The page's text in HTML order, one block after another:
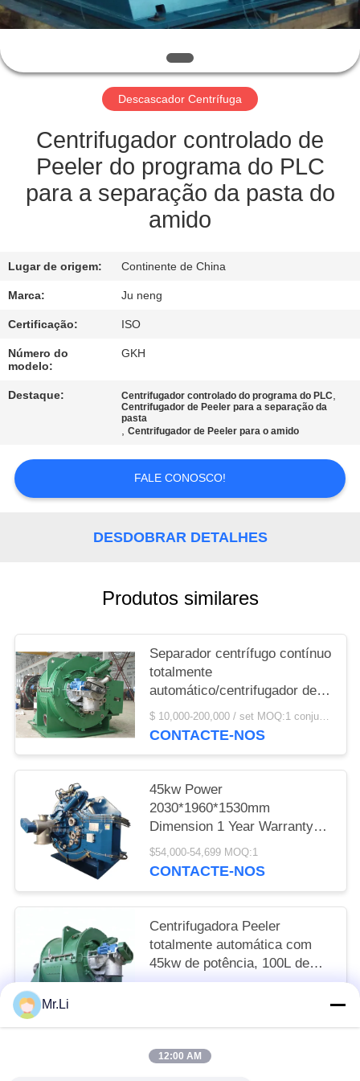
FÁBRICA
CONTROLE
DE
QUALIDADE
CONTACTE-
NOS
CASOS
COMPANY
NEWS
SITE
Descascador Centrífuga
Centrifugador controlado de
Peeler do programa do PLC
para a separação da pasta do
amido
Lugar de origem: Continente de China
Marca: Ju neng
Certificação: ISO
Número do
modelo:
GKH
Destaque: Centrifugador controlado do programa do PLC,
Centrifugador de Peeler para a separação da
pasta
,Centrifugador de Peeler para o amido
FALE CONOSCO!
DESDOBRAR DETALHES
Produtos similares
Separador centrífugo contínuo
totalmente
automático/centrifugador de
Siphonic
CONTACTE-NOS
45kw Power
2030*1960*1530mm
Dimension 1 Year Warranty
Peeler Centrifuge for Corn
Starch Industry
$54,000-54,699 MOQ:1
CONTACTE-NOS
Centrifugadora Peeler
totalmente automática com
45kw de potência, 100L de
capacidade e 1550 de
Mr.Li
12:00 AM